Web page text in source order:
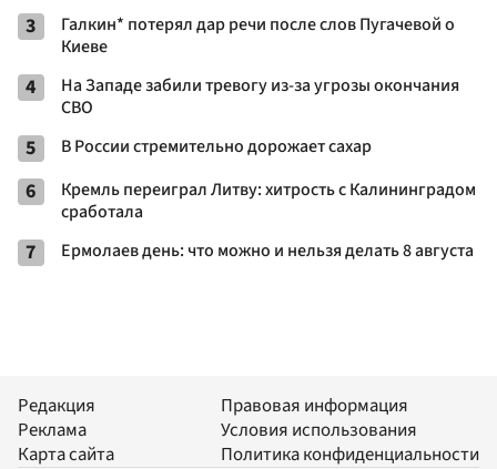
3
Галкин* потерял дар речи после слов Пугачевой о
Киеве
4
На Западе забили тревогу из-за угрозы окончания
СВО
5 В России стремительно дорожает сахар
6
Кремль переиграл Литву: хитрость с Калининградом
сработала
7 Ермолаев день: что можно и нельзя делать 8 августа
Редакция
Реклама
Карта сайта
Правовая информация
Условия использования
Политика конфиденциальности